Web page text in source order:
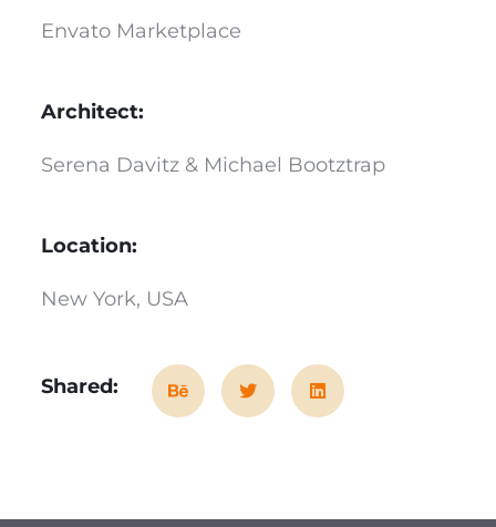
Envato Marketplace
Architect:
Serena Davitz & Michael Bootztrap
Location:
New York, USA
Shared: